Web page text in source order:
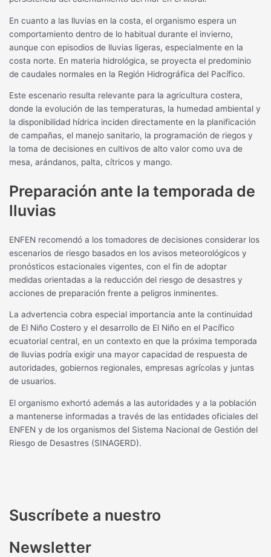
En cuanto a las lluvias en la costa, el organismo espera un
comportamiento dentro de lo habitual durante el invierno,
aunque con episodios de lluvias ligeras, especialmente en la
costa norte. En materia hidrológica, se proyecta el predominio
de caudales normales en la Región Hidrográfica del Pacífico.
Este escenario resulta relevante para la agricultura costera,
donde la evolución de las temperaturas, la humedad ambiental y
la disponibilidad hídrica inciden directamente en la planificación
de campañas, el manejo sanitario, la programación de riegos y
la toma de decisiones en cultivos de alto valor como uva de
mesa, arándanos, palta, cítricos y mango.
Preparación ante la temporada de
lluvias
ENFEN recomendó a los tomadores de decisiones considerar los
escenarios de riesgo basados en los avisos meteorológicos y
pronósticos estacionales vigentes, con el fin de adoptar
medidas orientadas a la reducción del riesgo de desastres y
acciones de preparación frente a peligros inminentes.
La advertencia cobra especial importancia ante la continuidad
de El Niño Costero y el desarrollo de El Niño en el Pacífico
ecuatorial central, en un contexto en que la próxima temporada
de lluvias podría exigir una mayor capacidad de respuesta de
autoridades, gobiernos regionales, empresas agrícolas y juntas
de usuarios.
El organismo exhortó además a las autoridades y a la población
a mantenerse informadas a través de las entidades oficiales del
ENFEN y de los organismos del Sistema Nacional de Gestión del
Riesgo de Desastres (SINAGERD).
Suscríbete a nuestro
Newsletter